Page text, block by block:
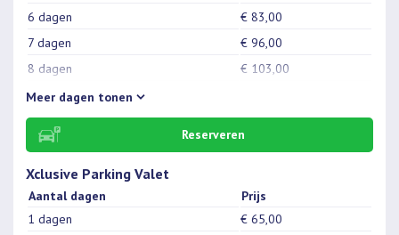
6 dagen
€ 83,00
7 dagen
€ 96,00
8 dagen
€ 103,00
9 dagen
10 dagen
€ 117,00
11 dagen
12 dagen
13 dagen
€ 137,00
14 dagen
€ 147,00
Meer dagen tonen
Reserveren
Xclusive Parking Valet
Aantal dagen
Prijs
1 dagen
€ 65,00